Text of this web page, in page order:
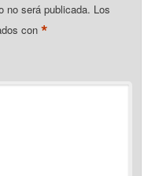
no será publicada. Los
con*